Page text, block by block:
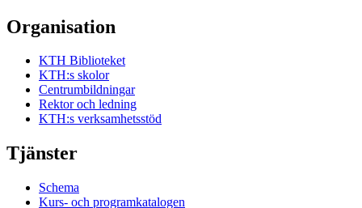
Organisation
KTH Biblioteket
KTH:s skolor
Centrumbildningar
Rektor och ledning
KTH:s verksamhetsstöd
Tjänster
Schema
Kurs- och programkatalogen